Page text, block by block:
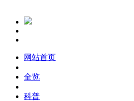
网站首页
全览
科普